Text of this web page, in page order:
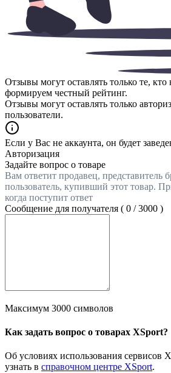
Отзывы могут оставлять только те,
формируем честный рейтинг.
Отзывы могут оставлять только
пользователи.
Если у Вас не аккаунта, он будет
Авторизация
Задайте вопрос о товаре
Вам ответит продавец, представитель
пользователь, купивший этот товар.
когда поступит ответ
Сообщение для получателя ( 0 /3000 )
Максимум 3000 символов
Как задать вопрос о товарах XSport?
Об условиях использования сервисов
узнать в справочном центре XSport.